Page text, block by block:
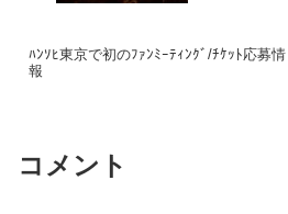
ﾊﾝｿﾋ東京で初のﾌｧﾝﾐｰﾃｨﾝｸﾞ/ﾁｹｯﾄ応募情
報
コメント